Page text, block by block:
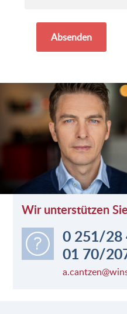
Wir unterstützen
0 251/28
01 70/